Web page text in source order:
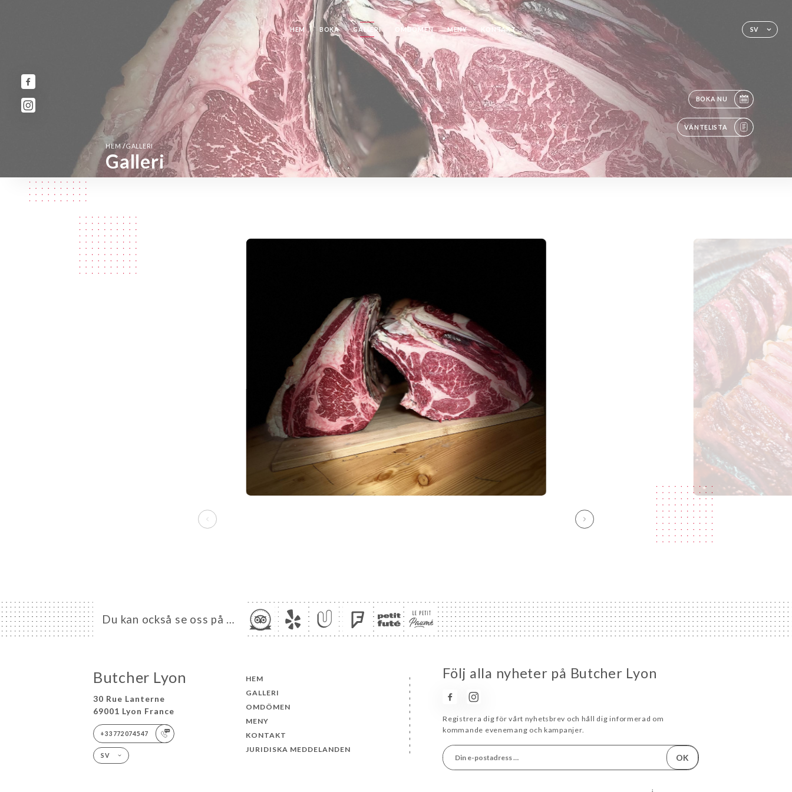
SV
HEM BOKA GALLERI OMDÖMEN MENY KONTAKT
BOKA NU
VÄNTELISTA
HEM/GALLERI
Galleri
Du kan också se oss på …
Butcher Lyon
30 Rue Lanterne
69001 Lyon France
+33772074547
SV
HEM
GALLERI
OMDÖMEN
MENY
KONTAKT
JURIDISKA MEDDELANDEN
Följ alla nyheter på Butcher Lyon
Registrera dig för vårt nyhetsbrev och håll dig informerad om
kommande evenemang och kampanjer.
OK